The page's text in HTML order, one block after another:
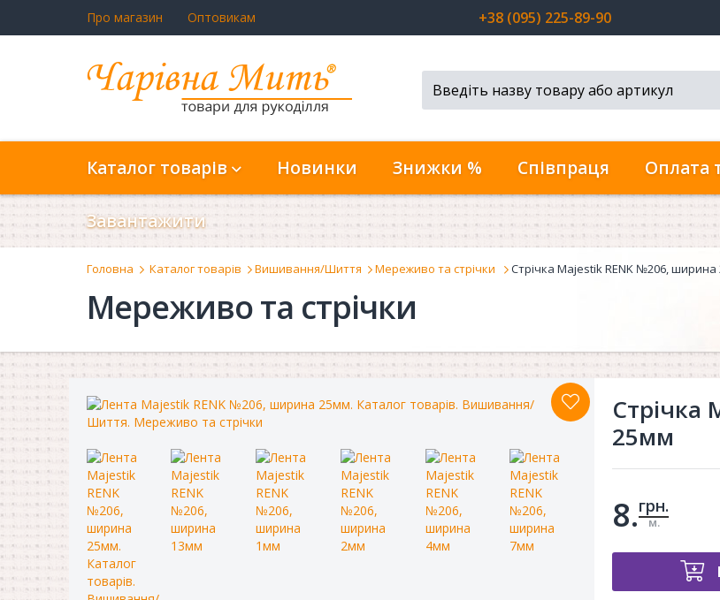
Про магазин Оптовикам +38 (095) 225-89-90
Каталог товарів Новинки Знижки % Співпраця Оплата
Завантажити
Головна Каталог товарів Вишивання/Шиття Мереживо та стрічки Стрічка Majestik RENK №206, ширина
Мереживо та стрічки
Стрічка
25мм
8.грн.
м.